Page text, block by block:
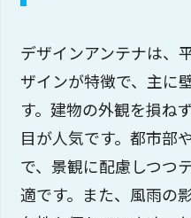
デザインアンテナは、
ザインが特徴で、主に
す。建物の外観を損ね
目が人気です。都市部
で、景観に配慮しつつ
適です。また、風雨の